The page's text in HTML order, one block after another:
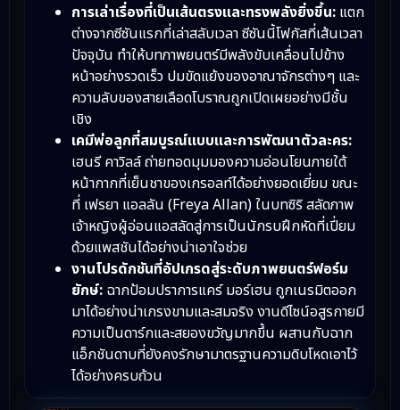
การเล่าเรื่องที่เป็นเส้นตรงและทรงพลังยิ่งขึ้น: แตก
ต่างจากซีซันแรกที่เล่าสลับเวลา ซีซันนี้โฟกัสที่เส้นเวลา
ปัจจุบัน ทำให้บทภาพยนตร์มีพลังขับเคลื่อนไปข้าง
หน้าอย่างรวดเร็ว ปมขัดแย้งของอาณาจักรต่างๆ และ
ความลับของสายเลือดโบราณถูกเปิดเผยอย่างมีชั้น
เชิง
เคมีพ่อลูกที่สมบูรณ์แบบและการพัฒนาตัวละคร:
เฮนรี คาวิลล์ ถ่ายทอดมุมมองความอ่อนโยนภายใต้
หน้ากากที่เย็นชาของเกรอลท์ได้อย่างยอดเยี่ยม ขณะ
ที่ เฟรยา แอลลัน (Freya Allan) ในบทซิริ สลัดภาพ
เจ้าหญิงผู้อ่อนแอสลัดสู่การเป็นนักรบฝึกหัดที่เปี่ยม
ด้วยแพสชันได้อย่างน่าเอาใจช่วย
งานโปรดักชันที่อัปเกรดสู่ระดับภาพยนตร์ฟอร์ม
ยักษ์: ฉากป้อมปราการแคร์ มอร์เฮน ถูกเนรมิตออก
มาได้อย่างน่าเกรงขามและสมจริง งานดีไซน์อสูรกายมี
ความเป็นดาร์กและสยองขวัญมากขึ้น ผสานกับฉาก
แอ็กชันดาบที่ยังคงรักษามาตรฐานความดิบโหดเอาไว้
ได้อย่างครบถ้วน